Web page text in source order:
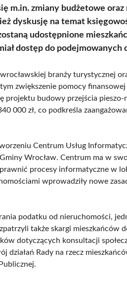
m.in. zmiany budżetowe
dyskusję na temat
udostępnione
dostęp do podejmowanych
branży turystycznej
zwiększenie pomocy
projektu budowy przejścia
000 zł, co podkreśla
Centrum Usług
Wrocław. Centrum ma w
procesy informatyczne w
wprowadziły nowe
podatku od nieruchomości,
także skargi mieszkańców
dotyczących konsultacji
działań Rady na rzecz